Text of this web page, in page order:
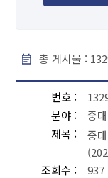
총 게시물 :
번호
분야
중
제목
중
조회수
937